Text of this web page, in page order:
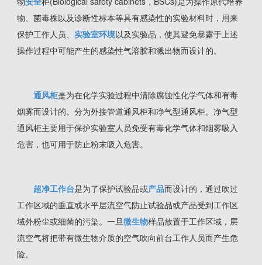
物、菌毒株以及诊断性标本等具有感染性的实验材料时，用来
保护工作人员、实验室环境以及实验品，使其避免暴露于上述
操作过程中可能产生的感染性气溶胶和溅出物而设计的。
通风柜是为在化学实验过程中清除腐蚀性化学气体和有毒
烟雾而设计的。分为外接管道通风柜和净气型通风柜。净气型
通风柜主要用于保护实验室人员免受有毒化学气体和烟雾吸入
危害，也可用于防止粉末吸入危害。
超净工作台是为了保护试验品或产品而设计的，通过吹过
工作区域的垂直或水平层流空气防止试验品或产品受到工作区
域外粉尘或细菌的污染。一旦微生物样品放置于工作区域，层
流空气将把带有微生物介质的空气吹向前台工作人员而产生危
险。